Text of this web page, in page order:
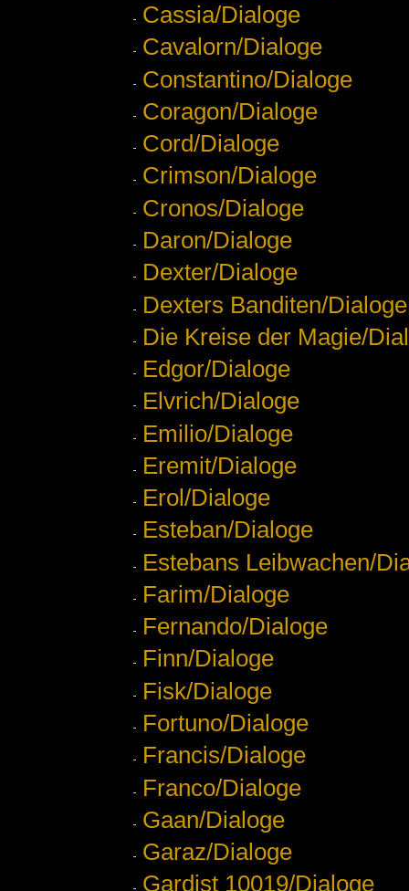
Cassia/Dialoge
Cavalorn/Dialoge
Constantino/Dialoge
Coragon/Dialoge
Cord/Dialoge
Crimson/Dialoge
Cronos/Dialoge
Daron/Dialoge
Dexter/Dialoge
Dexters Banditen/Dialoge
Die Kreise der Magie/
Edgor/Dialoge
Elvrich/Dialoge
Emilio/Dialoge
Eremit/Dialoge
Erol/Dialoge
Esteban/Dialoge
Estebans Leibwachen/
Farim/Dialoge
Fernando/Dialoge
Finn/Dialoge
Fisk/Dialoge
Fortuno/Dialoge
Francis/Dialoge
Franco/Dialoge
Gaan/Dialoge
Garaz/Dialoge
Gardist 10019/Dialoge